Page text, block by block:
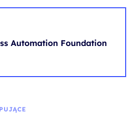
Automation Foundation